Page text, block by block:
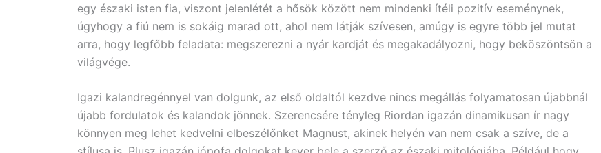
egy északi isten fia, viszont jelenlétét a hősök között nem mindenki ítéli pozitív eseménynek,
úgyhogy a fiú nem is sokáig marad ott, ahol nem látják szívesen, amúgy is egyre több jel mutat
arra, hogy legfőbb feladata: megszerezni a nyár kardját és megakadályozni, hogy beköszöntsön a
világvége.
Igazi kalandregénnyel van dolgunk, az első oldaltól kezdve nincs megállás folyamatosan újabbnál
újabb fordulatok és kalandok jönnek. Szerencsére tényleg Riordan igazán dinamikusan ír nagy
könnyen meg lehet kedvelni elbeszélőnket Magnust, akinek helyén van nem csak a szíve, de a